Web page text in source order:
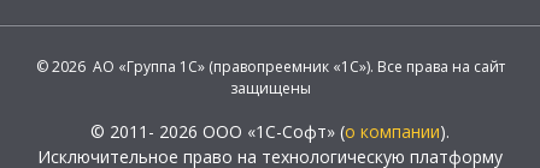
© 2026 АО «Группа 1С» (правопреемник «1С»). Все права на сайт
защищены
© 2011- 2026 ООО «1С-Софт» (о компании).
Исключительное право на технологическую платформу